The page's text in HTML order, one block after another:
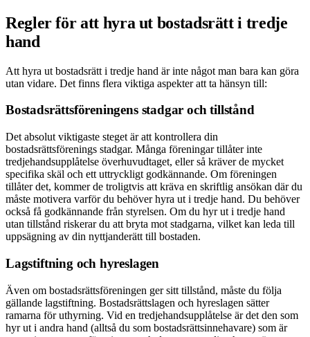
Regler för att hyra ut bostadsrätt i tredje
hand
Att hyra ut bostadsrätt i tredje hand är inte något man bara kan göra
utan vidare. Det finns flera viktiga aspekter att ta hänsyn till:
Bostadsrättsföreningens stadgar och tillstånd
Det absolut viktigaste steget är att kontrollera din
bostadsrättsförenings stadgar. Många föreningar tillåter inte
tredjehandsupplåtelse överhuvudtaget, eller så kräver de mycket
specifika skäl och ett uttryckligt godkännande. Om föreningen
tillåter det, kommer de troligtvis att kräva en skriftlig ansökan där du
måste motivera varför du behöver hyra ut i tredje hand. Du behöver
också få godkännande från styrelsen. Om du hyr ut i tredje hand
utan tillstånd riskerar du att bryta mot stadgarna, vilket kan leda till
uppsägning av din nyttjanderätt till bostaden.
Lagstiftning och hyreslagen
Även om bostadsrättsföreningen ger sitt tillstånd, måste du följa
gällande lagstiftning. Bostadsrättslagen och hyreslagen sätter
ramarna för uthyrning. Vid en tredjehandsupplåtelse är det den som
hyr ut i andra hand (alltså du som bostadsrättsinnehavare) som är